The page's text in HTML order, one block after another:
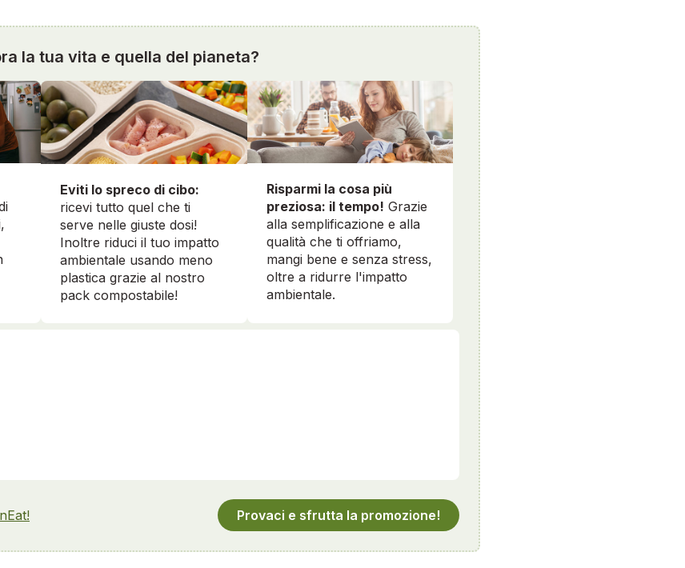
la tua vita e quella del pianeta?
Eviti lo spreco di cibo:
ricevi tutto quel che ti
serve nelle giuste dosi!
Inoltre riduci il tuo impatto
ambientale usando meno
plastica grazie al nostro
pack compostabile!
Risparmi la cosa più
preziosa: il tempo! Grazie
alla semplificazione e alla
qualità che ti offriamo,
mangi bene e senza stress,
oltre a ridurre l'impatto
ambientale.
Provaci e sfrutta la promozione!